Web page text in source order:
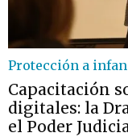
Protección a
Capacitación
digitales: la
el Poder